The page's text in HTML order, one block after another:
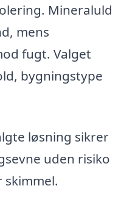
Mineraluld
mens
fugt. Valget
bygningstype
løsning sikrer
uden risiko